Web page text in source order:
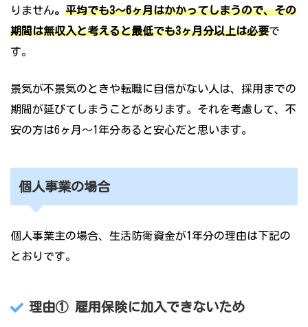
りません。 平均でも3～6ヶ月はかかってしまうので、その
期間は無収入と考えると最低でも3ヶ月分以上は必要で
す。
景気が不景気のときや転職に自信がない人は、採用までの
期間が延びてしまうことがあります。それを考慮して、不
安の方は6ヶ月～1年分あると安心だと思います。
個人事業の場合
個人事業主の場合、生活防衛資金が1年分の理由は下記の
とおりです。
理由① 雇用保険に加入できないため